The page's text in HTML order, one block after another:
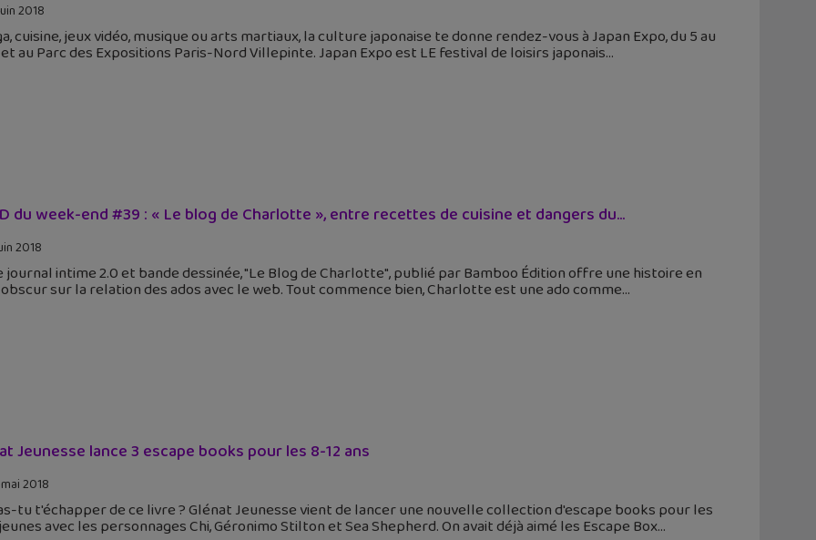
2018
cuisine, jeux vidéo, musique ou arts martiaux, la culture japonaise te donne rendez-vous à Japan Expo, du 5 au
au Parc des Expositions Paris-Nord Villepinte. Japan Expo est LE festival de loisirs japonais
du week-end #39 : « Le blog de Charlotte », entre recettes de cuisine et dangers du...
2018
journal intime 2.0 et bande dessinée, "Le Blog de Charlotte", publié par Bamboo Édition offre une histoire en
sur la relation des ados avec le web. Tout commence bien, Charlotte est une ado comme
Jeunesse lance 3 escape books pour les 8-12 ans
2018
tu t'échapper de ce livre ? Glénat Jeunesse vient de lancer une nouvelle collection d'escape books pour les
avec les personnages Chi, Géronimo Stilton et Sea Shepherd. On avait déjà aimé les Escape Box